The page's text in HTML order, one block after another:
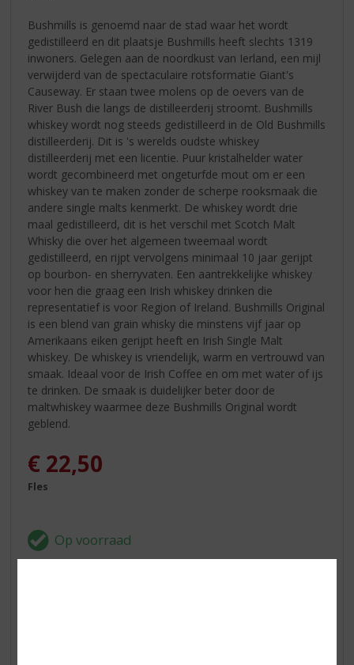
Bushmills is genoemd naar de stad waar het wordt
gedistilleerd en dit plaatsje Bushmills heeft slechts 1319
inwoners. Gelegen aan de noordkust van Ierland, een mijl
verwijderd van de spectaculaire rotsformatie Giant's
Causeway. Er staan twee molens op de oevers van de
River Bush die langs de distilleerderij stroomt. Bushmills
whiskey wordt nog steeds gedistilleerd in de Old Bushmills
distilleerderij. Dit is 's werelds oudste whiskey
distilleerderij met een licentie. Puur kristalhelder water
wordt gecombineerd met ongeturfde mout om er een
whiskey van te maken zonder de scherpe rooksmaak die
andere single malts kenmerkt. De whiskey wordt drie
maal gedistilleerd, dit is het verschil met Scotch Malt
Whisky die over het algemeen tweemaal wordt
gedistilleerd, en rijpt vervolgens minimaal 10 jaar gerijpt
op bourbon- en sherryvaten. Een aantrekkelijke whiskey
voor hen die graag een Irish whiskey drinken die
representatief is voor Region of Ireland. Bushmills Original
is een blend van grain whisky die minstens vijf jaar op
Amerikaans eiken gerijpt heeft en Irish Single Malt
whiskey. De whiskey is vriendelijk, warm en vertrouwd van
smaak. Ideaal voor de Irish Coffee en om met water of ijs
te drinken. De smaak is duidelijker beter door de
maltwhiskey waarmee deze Bushmills Original wordt
geblend.
€ 22,50
Fles